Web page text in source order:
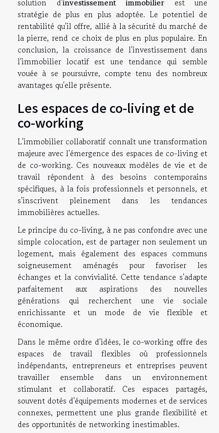
solution d'investissement immobilier est une
stratégie de plus en plus adoptée. Le potentiel de
rentabilité qu'il offre, allié à la sécurité du marché de
la pierre, rend ce choix de plus en plus populaire. En
conclusion, la croissance de l'investissement dans
l'immobilier locatif est une tendance qui semble
vouée à se poursuivre, compte tenu des nombreux
avantages qu'elle présente.
Les espaces de co-living et de
co-working
L'immobilier collaboratif connaît une transformation
majeure avec l'émergence des espaces de co-living et
de co-working. Ces nouveaux modèles de vie et de
travail répondent à des besoins contemporains
spécifiques, à la fois professionnels et personnels, et
s'inscrivent pleinement dans les tendances
immobilières actuelles.
Le principe du co-living, à ne pas confondre avec une
simple colocation, est de partager non seulement un
logement, mais également des espaces communs
soigneusement aménagés pour favoriser les
échanges et la convivialité. Cette tendance s'adapte
parfaitement aux aspirations des nouvelles
générations qui recherchent une vie sociale
enrichissante et un mode de vie flexible et
économique.
Dans le même ordre d'idées, le co-working offre des
espaces de travail flexibles où professionnels
indépendants, entrepreneurs et entreprises peuvent
travailler ensemble dans un environnement
stimulant et collaboratif. Ces espaces partagés,
souvent dotés d'équipements modernes et de services
connexes, permettent une plus grande flexibilité et
des opportunités de networking inestimables.